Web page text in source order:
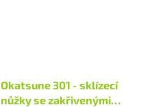
Okatsune 301 - sklízecí
nůžky se zakřivenými